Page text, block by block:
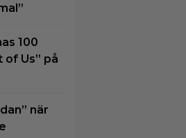
100
of Us” på
när